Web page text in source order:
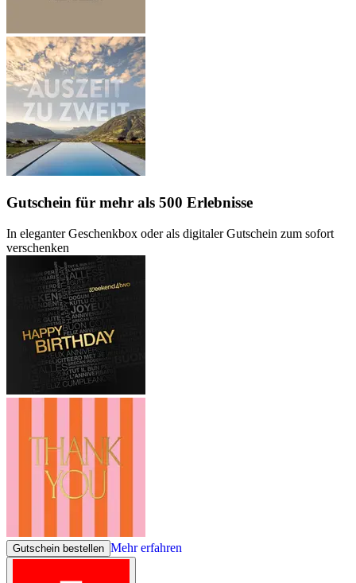
Gutschein für mehr als 500 Erlebnisse
In eleganter Geschenkbox oder als digitaler Gutschein zum sofort
verschenken
Gutschein bestellen Mehr erfahren